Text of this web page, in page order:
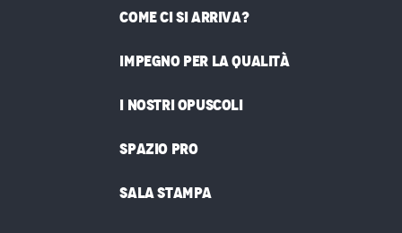
COME CI SI ARRIVA?
IMPEGNO PER LA QUALITÀ
I NOSTRI OPUSCOLI
SPAZIO PRO
SALA STAMPA